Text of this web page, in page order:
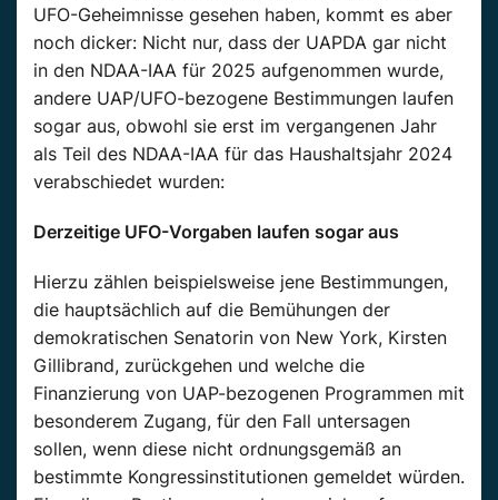
UFO-Geheimnisse gesehen haben, kommt es aber
noch dicker: Nicht nur, dass der UAPDA gar nicht
in den NDAA-IAA für 2025 aufgenommen wurde,
andere UAP/UFO-bezogene Bestimmungen laufen
sogar aus, obwohl sie erst im vergangenen Jahr
als Teil des NDAA-IAA für das Haushaltsjahr 2024
verabschiedet wurden:
Derzeitige UFO-Vorgaben laufen sogar aus
Hierzu zählen beispielsweise jene Bestimmungen,
die hauptsächlich auf die Bemühungen der
demokratischen Senatorin von New York, Kirsten
Gillibrand, zurückgehen und welche die
Finanzierung von UAP-bezogenen Programmen mit
besonderem Zugang, für den Fall untersagen
sollen, wenn diese nicht ordnungsgemäß an
bestimmte Kongressinstitutionen gemeldet würden.